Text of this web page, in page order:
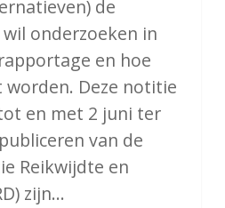
de
onderzoeken in
en hoe
worden. Deze notitie
en met 2 juni ter
van de
Reikwijdte en
zijn…